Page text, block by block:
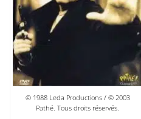
© 1988 Leda Productions / © 2003
Pathé. Tous droits réservés.